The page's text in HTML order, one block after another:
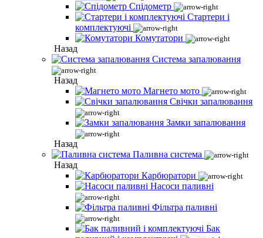
Спідометр
Стартери і
комплектуючі
Комутатори
Назад
Система запалювання
Назад
Магнето мото
Свічки запалювання
Замки запалювання
Назад
Паливна система
Назад
Карбюратори
Насоси паливні
Фільтра паливні
Бак